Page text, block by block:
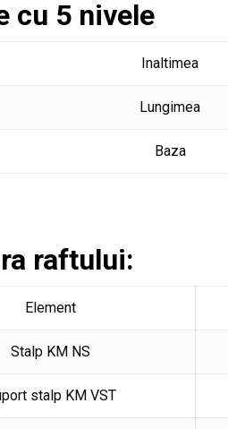
cu 5 nivele
Inaltimea
Lungimea
Baza
raftului:
Element
Stalp KM NS
stalp KM VST